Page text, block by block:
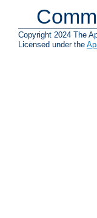
Copyright 2024 The
Licensed under the